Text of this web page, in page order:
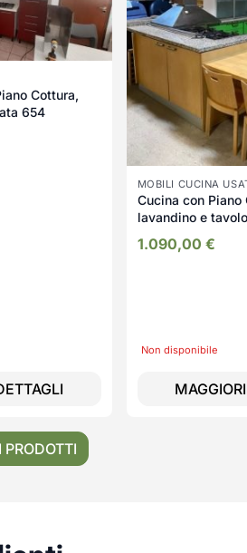
Cottura,
654
MOBILI CUCINA
Cucina con Piano
lavandino e
1.090,00 €
Non disponibile
PRODOTTI